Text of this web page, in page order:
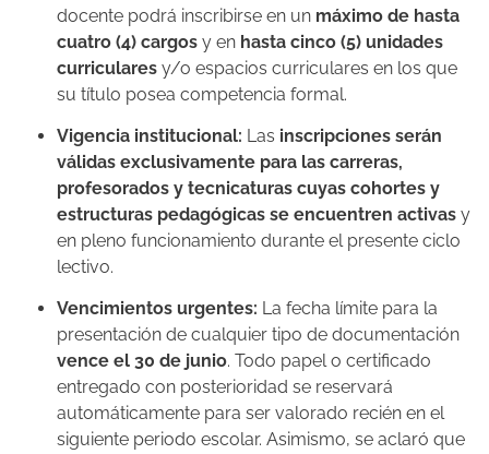
docente podrá inscribirse en un máximo de hasta
cuatro (4) cargos y en hasta cinco (5) unidades
curriculares y/o espacios curriculares en los que
su título posea competencia formal.
Vigencia institucional: Las inscripciones serán
válidas exclusivamente para las carreras,
profesorados y tecnicaturas cuyas cohortes y
estructuras pedagógicas se encuentren activas y
en pleno funcionamiento durante el presente ciclo
lectivo.
Vencimientos urgentes: La fecha límite para la
presentación de cualquier tipo de documentación
vence el 30 de junio. Todo papel o certificado
entregado con posterioridad se reservará
automáticamente para ser valorado recién en el
siguiente periodo escolar. Asimismo, se aclaró que